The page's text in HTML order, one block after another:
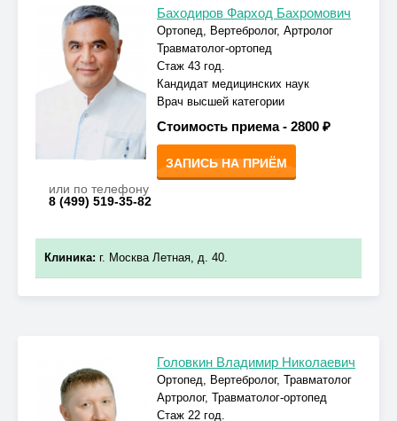
Баходиров Фарход Бахромович
Ортопед, Вертебролог, Артролог
Травматолог-ортопед
Стаж 43 год.
Кандидат медицинских наук
Врач высшей категории
Стоимость приема - 2800 ₽
ЗАПИСЬ НА ПРИЁМ
или по телефону
8 (499) 519-35-82
Клиника: г. Москва Летная, д. 40.
Головкин Владимир Николаевич
Ортопед, Вертебролог, Травматолог
Артролог, Травматолог-ортопед
Стаж 22 год.